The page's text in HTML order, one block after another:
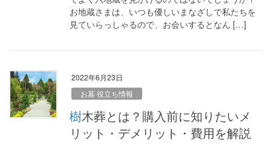
お地蔵さまは、いつも優しいまなざしで私たちを
見ていらっしゃるので、お会いするとなん […]
2022年6月23日
お墓 役立ち情報
樹木葬とは？購入前に知りたいメ
リット・デメリット・費用を解説